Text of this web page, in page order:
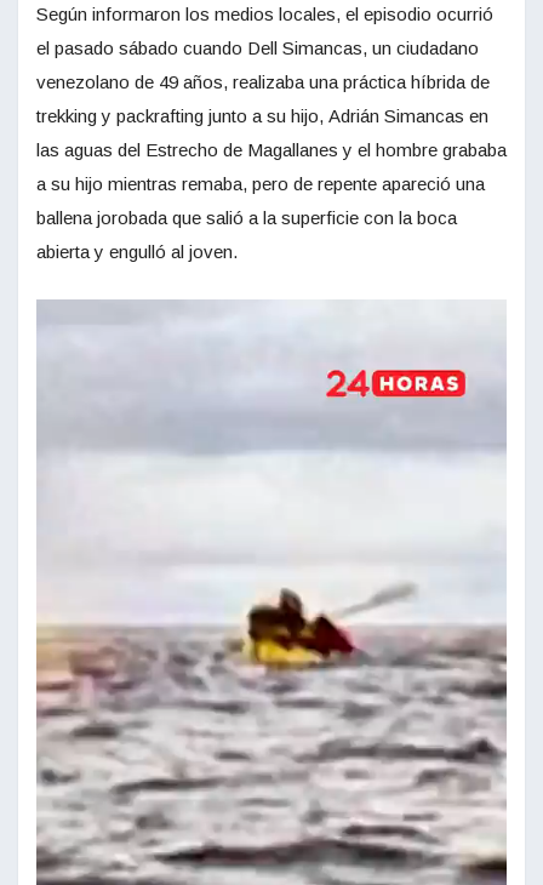
Según informaron los medios locales, el episodio ocurrió
el pasado sábado cuando Dell Simancas, un ciudadano
venezolano de 49 años, realizaba una práctica híbrida de
trekking y packrafting junto a su hijo, Adrián Simancas en
las aguas del Estrecho de Magallanes y el hombre grababa
a su hijo mientras remaba, pero de repente apareció una
ballena jorobada que salió a la superficie con la boca
abierta y engulló al joven.